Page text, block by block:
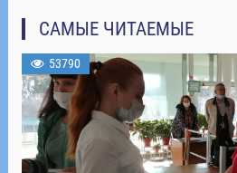
САМЫЕ ЧИТАЕМЫЕ
53790